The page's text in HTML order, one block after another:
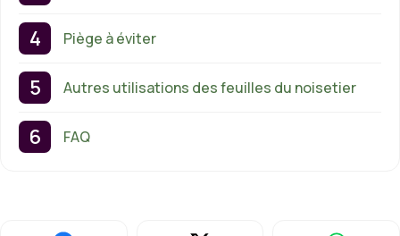
Piège à éviter
Autres utilisations des feuilles du noisetier
FAQ